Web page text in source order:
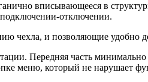
вписывающееся в
подключении-отключении.
чехла, и позволяющие удобно
Передняя часть минимально
меню, который не нарушает